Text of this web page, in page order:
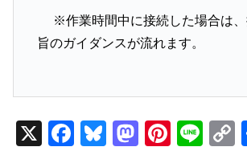
※作業時間中に接続した場合は、
旨のガイダンスが流れます。
X Fa Bl M Pi Li